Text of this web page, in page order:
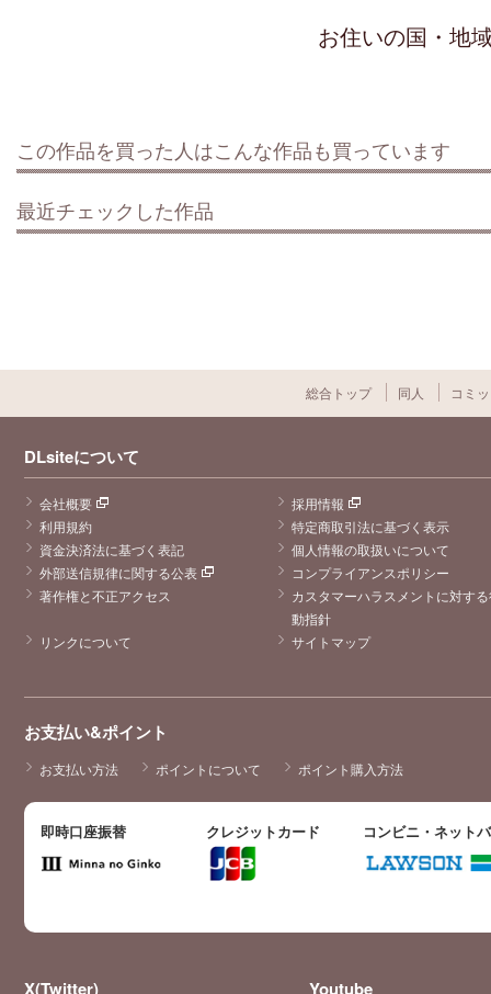
お住いの国・地
この作品を買った人はこんな作品も買っています
最近チェックした作品
総合トップ 同人 コミ
DLsiteについて
会社概要
採用情報
利用規約
特定商取引法に基づく表示
資金決済法に基づく表記
個人情報の取扱いについて
外部送信規律に関する公表
コンプライアンスポリシー
著作権と不正アクセス
カスタマーハラスメントに対す
動指針
リンクについて
サイトマップ
お支払い&ポイント
お支払い方法 ポイントについて ポイント購入方法
即時口座振替 クレジットカード コンビニ・ネット
X(Twitter) Youtube